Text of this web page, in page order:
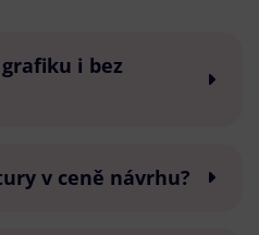
i bez
v ceně návrhu?